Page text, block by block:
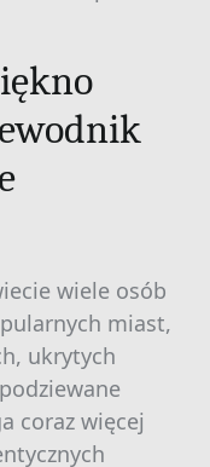
wiele osób
miast,
ukrytych
coraz więcej